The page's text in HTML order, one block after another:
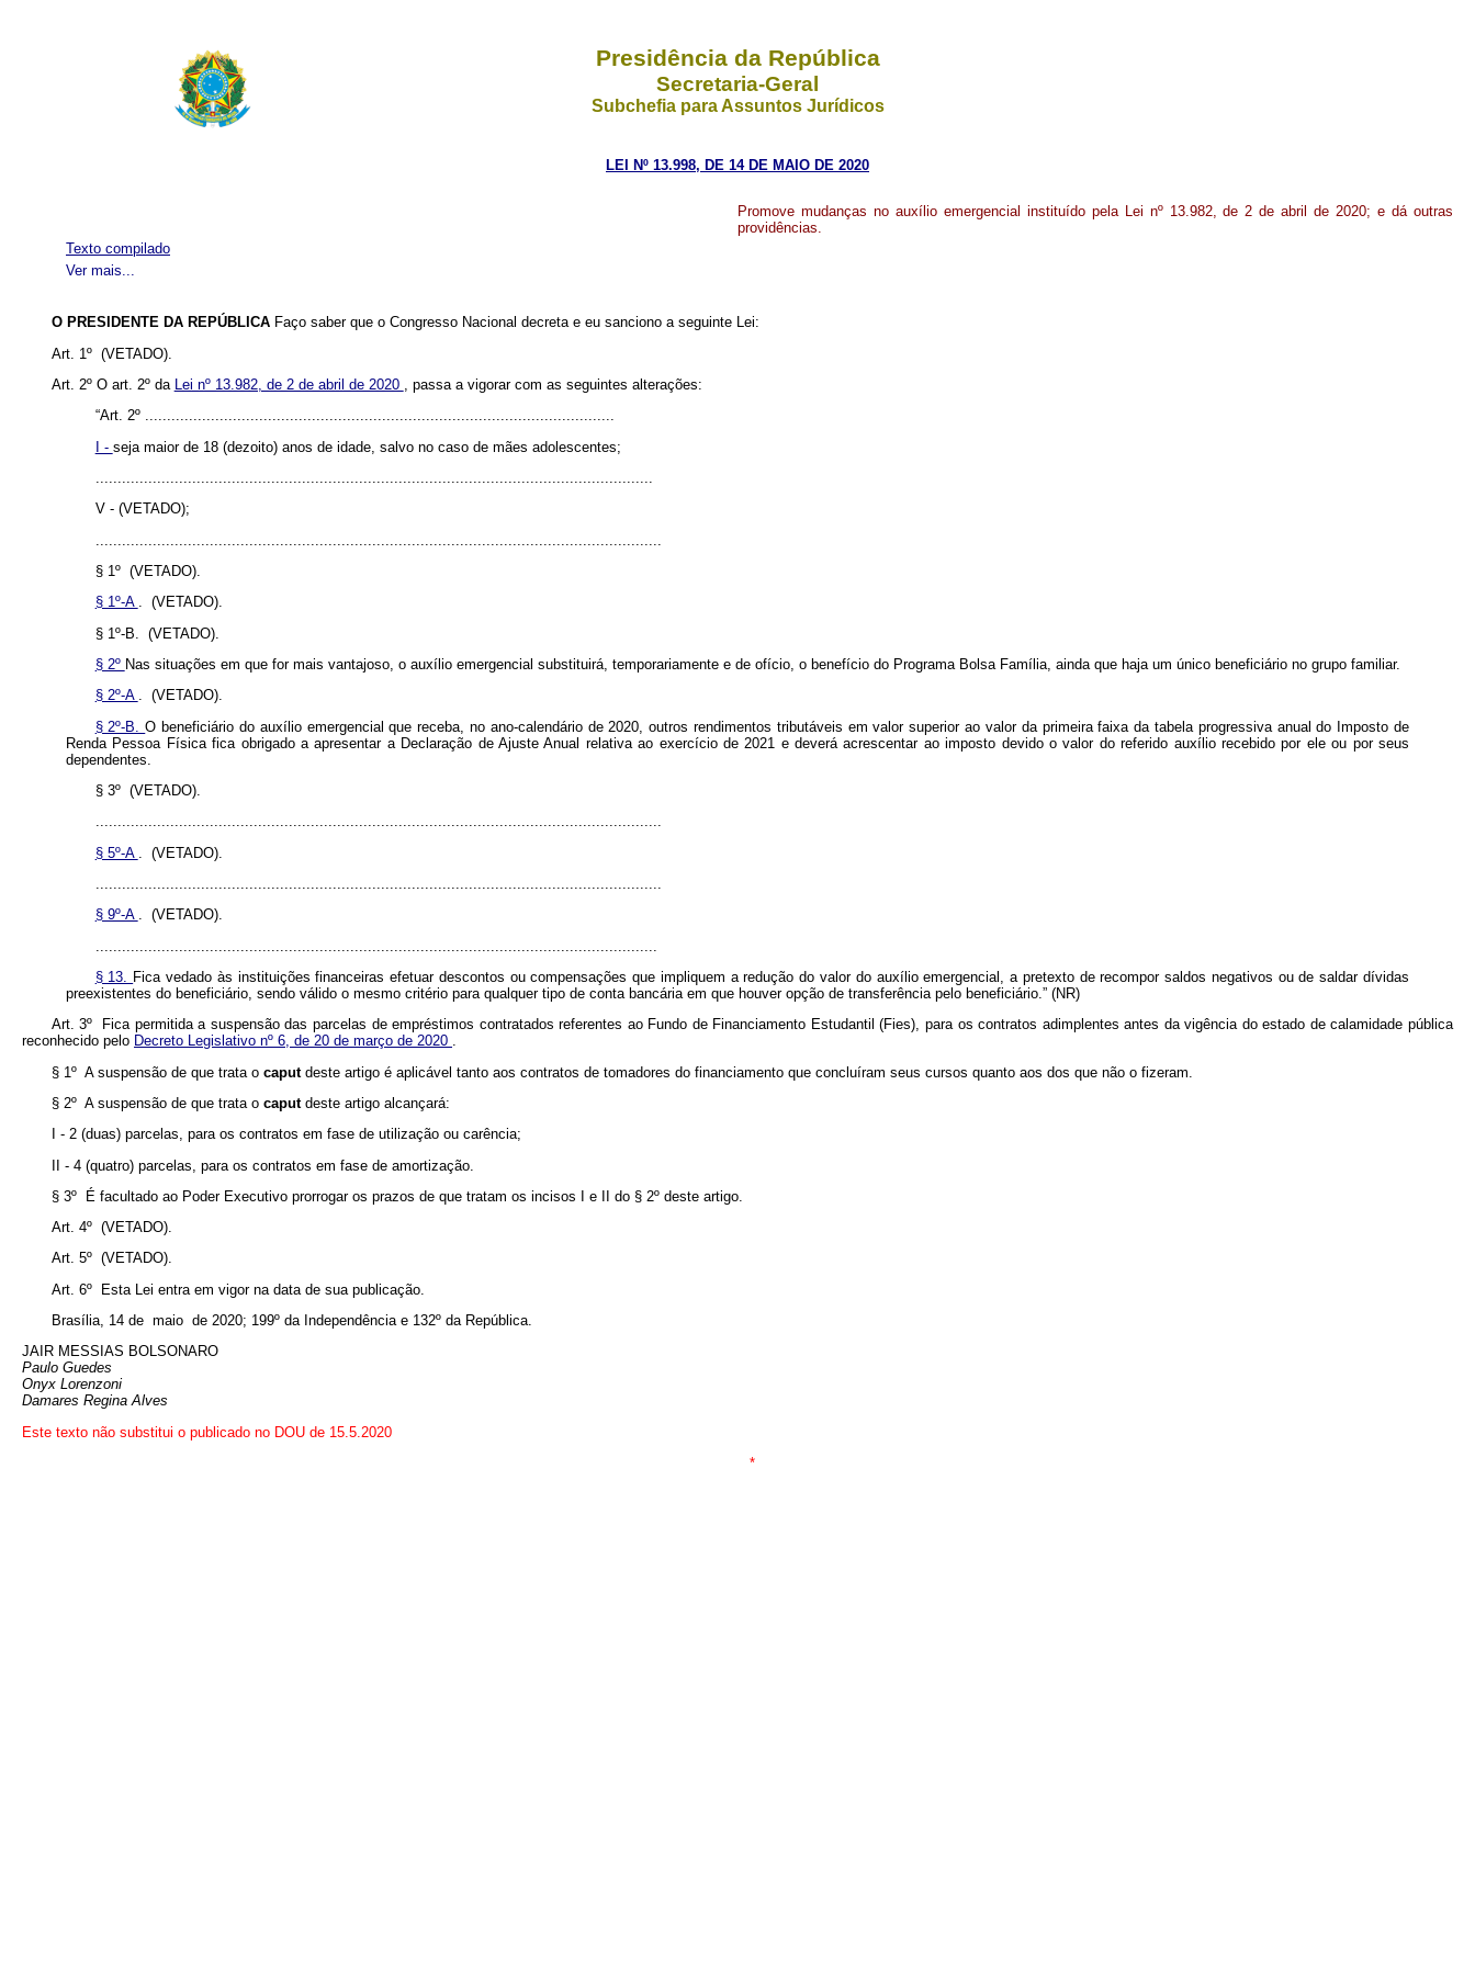
Presidência da República
Secretaria-Geral
Subchefia para Assuntos Jurídicos
LEI Nº 13.998, DE 14 DE MAIO DE 2020
Promove mudanças no auxílio emergencial instituído pela Lei nº 13.982, de 2 de abril de 2020; e dá outras
providências.
Ver mais...
Texto compilado
O PRESIDENTE DA REPÚBLICA Faço saber que o Congresso Nacional decreta e eu sanciono a seguinte Lei:
Art. 1º (VETADO).
Art. 2º O art. 2º da
Lei nº 13.982, de 2 de abril de 2020
, passa a vigorar com as seguintes alterações:
“Art. 2º ...........................................................................................................
I - seja maior de 18 (dezoito) anos de idade, salvo no caso de mães adolescentes;
V - (VETADO);
§ 1º (VETADO).
§ 1º-A . (VETADO).
§ 1º-B. (VETADO).
§ 2º Nas situações em que for mais vantajoso, o auxílio emergencial substituirá, temporariamente e de ofício, o benefício do Programa Bolsa Família, ainda que haja um único beneficiário no grupo familiar.
§ 2º-A . (VETADO).
§ 2º-B.O beneficiário do auxílio emergencial que receba, no ano-calendário de 2020, outros rendimentos tributáveis em valor superior ao valor da primeira faixa da tabela progressiva anual do Imposto de
Renda Pessoa Física fica obrigado a apresentar a Declaração de Ajuste Anual relativa ao exercício de 2021 e deverá acrescentar ao imposto devido o valor do referido auxílio recebido por ele ou por seus
dependentes.
§ 3º (VETADO).
.................................................................................................................................
§ 5º-A
. (VETADO).
§ 9º-A . (VETADO).
§ 13.
Fica vedado às instituições financeiras efetuar descontos ou compensações que impliquem a redução do valor do auxílio emergencial, a pretexto de recompor saldos negativos ou de saldar dívidas
preexistentes do beneficiário, sendo válido o mesmo critério para qualquer tipo de conta bancária em que houver opção de transferência pelo beneficiário.” (NR)
Art. 3º Fica permitida a suspensão das parcelas de empréstimos contratados referentes ao Fundo de Financiamento Estudantil (Fies), para os contratos adimplentes antes da vigência do estado de calamidade pública
reconhecido pelo Decreto Legislativo nº 6, de 20 de março de 2020 .
§ 1º A suspensão de que trata o caput deste artigo é aplicável tanto aos contratos de tomadores do financiamento que concluíram seus cursos quanto aos dos que não o fizeram.
§ 2º A suspensão de que trata o caput deste artigo alcançará:
I - 2 (duas) parcelas, para os contratos em fase de utilização ou carência;
II - 4 (quatro) parcelas, para os contratos em fase de amortização.
§ 3º É facultado ao Poder Executivo prorrogar os prazos de que tratam os incisos I e II do § 2º deste artigo.
Art. 4º (VETADO).
Art. 5º (VETADO).
Art. 6º Esta Lei entra em vigor na data de sua publicação.
Brasília, 14 de maio de 2020; 199º da Independência e 132º da República.
JAIR MESSIAS BOLSONARO
Paulo Guedes
Onyx Lorenzoni
Damares Regina Alves
Este texto não substitui o publicado no DOU de 15.5.2020
*